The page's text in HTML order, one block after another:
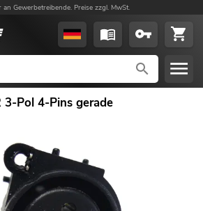
Gewerbetreibende. Preise zzgl. MwSt.
3-Pol 4-Pins gerade